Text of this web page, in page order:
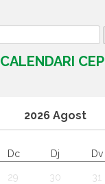
CALENDARI CEP
2026 Agost
Dc Dj Dv
29 30 31